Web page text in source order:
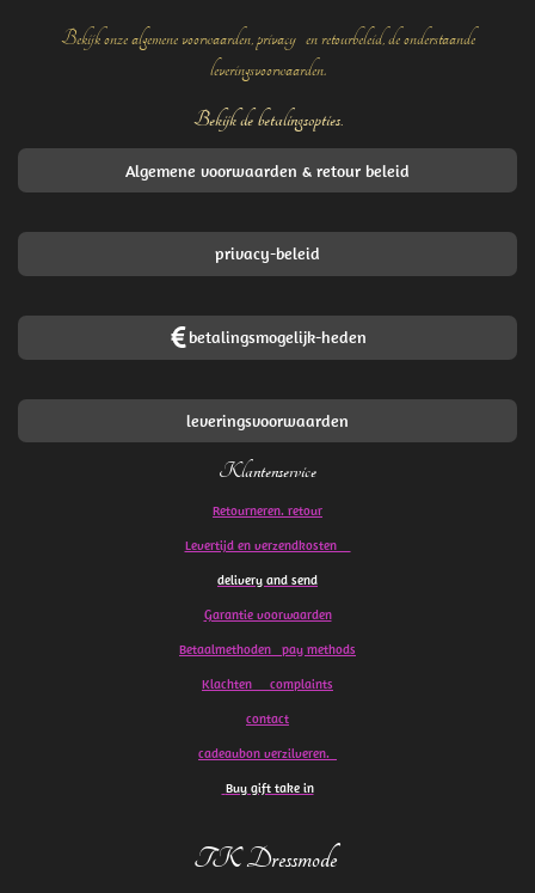
Bekijk onze algemene voorwaarden, privacy- en retourbeleid, de onderstaande
leveringsvoorwaarden.
Bekijk de betalingsopties.
Algemene voorwaarden & retour beleid
privacy-beleid
betalingsmogelijk-heden
leveringsvoorwaarden
Klantenservice
Retourneren. retour
Levertijd en verzendkosten
delivery and send
Garantie voorwaarden
Betaalmethoden pay methods
Klachten complaints
contact
cadeaubon verzilveren.
Buy gift take in
TK Dressmode